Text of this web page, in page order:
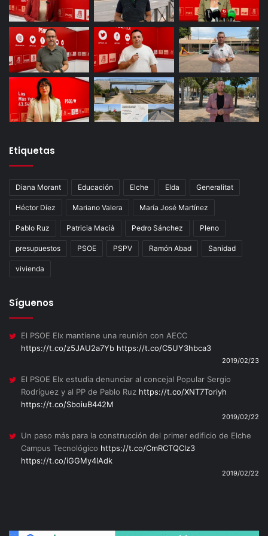
Etiquetas
Diana Morant Educación Elche Elda Generalitat
Héctor Díez Mariano Valera María José Martínez
Pablo Ruz Patricia Macià Pedro Sánchez Pleno
presupuestos PSOE PSPV Ramón Abad Sanidad
vivienda
Síguenos
El PSOE Elx mantiene una reunión con AECC
https://t.co/z5JAU2a7Yb https://t.co/C5UY3hbca3
2019/02/23
El PSOE Elx estudia denunciar al concejal Popular Sergio
Rodríguez y al PP de Pablo Ruz https://t.co/XNT7Toriyh
https://t.co/SboiuB442M
2019/02/22
Un paso más para la construcción del primer edificio de Elche
Campus Tecnológico https://t.co/CmRCTQClz3
https://t.co/iGGMy4lAdk
2019/02/22